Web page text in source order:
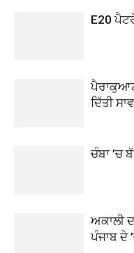
E20
ਪੈਰਾਕੁਆਟ
ਦਿੱਤੀ
ਚੰਬਾ ’ਚ
ਅਕਾਲੀ
ਪੰਜਾਬ ਦੇ